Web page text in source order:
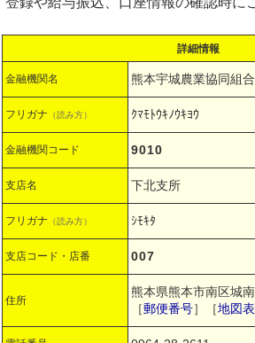
詳細情報
金融機関名 熊本宇城農業協同組合
フリガナ （読み方） ｸﾏﾓﾄｳｷﾉｳｷﾖｳ
金融機関コード 9010
支店名 下北支所
フリガナ （読み方） ｼﾓｷﾀ
支店コード・店番 007
住所
熊本県熊本市南区城
［郵便番号］［地図